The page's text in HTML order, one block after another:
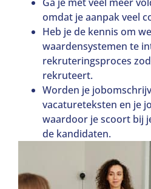
omdat je aanpak veel
Heb je de kennis om
waardensystemen te
rekruteringsproces
rekruteert.
Worden je
vacatureteksten en je
waardoor je scoort bij
de kandidaten.